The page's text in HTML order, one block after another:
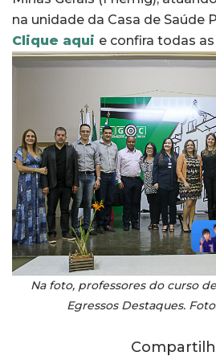
na unidade da Casa de Saúde
Clique aqui e confira todas
Na foto, professores do curso
Egressos Destaques.